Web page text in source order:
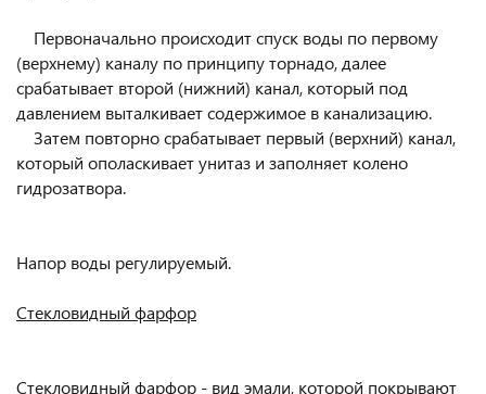
Первоначально происходит спуск воды по первому
(верхнему) каналу по принципу торнадо, далее
срабатывает второй (нижний) канал, который под
давлением выталкивает содержимое в канализацию.
Затем повторно срабатывает первый (верхний) канал,
который ополаскивает унитаз и заполняет колено
гидрозатвора.
Напор воды регулируемый.
Стекловидный фарфор
Стекловидный фарфор - вид эмали, которой покрывают